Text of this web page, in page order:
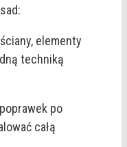
elementy
techniką
po
całą